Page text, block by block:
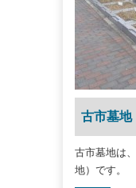
古市墓地
古市墓地は
地）です。